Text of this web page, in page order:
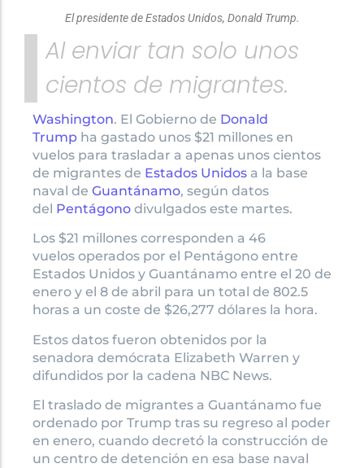
El presidente de Estados Unidos, Donald Trump.
Al enviar tan solo unos
cientos de migrantes.
Washington. El Gobierno de Donald
Trump ha gastado unos $21 millones en
vuelos para trasladar a apenas unos cientos
de migrantes de Estados Unidos a la base
naval de Guantánamo, según datos
del Pentágono divulgados este martes.
Los $21 millones corresponden a 46
vuelos operados por el Pentágono entre
Estados Unidos y Guantánamo entre el 20 de
enero y el 8 de abril para un total de 802.5
horas a un coste de $26,277 dólares la hora.
Estos datos fueron obtenidos por la
senadora demócrata Elizabeth Warren y
difundidos por la cadena NBC News.
El traslado de migrantes a Guantánamo fue
ordenado por Trump tras su regreso al poder
en enero, cuando decretó la construcción de
un centro de detención en esa base naval